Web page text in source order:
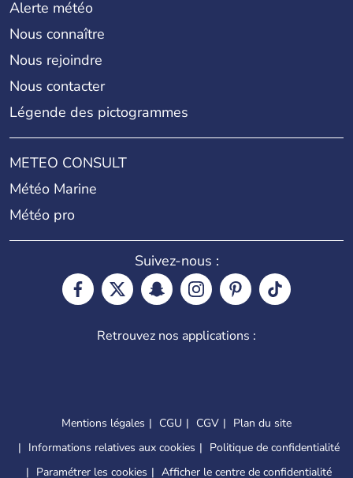
Alerte météo
Nous connaître
Nous rejoindre
Nous contacter
Légende des pictogrammes
METEO CONSULT
Météo Marine
Météo pro
Suivez-nous :
Retrouvez nos applications :
Mentions légales CGU CGV
Plan du site
Informations relatives aux cookies
Politique de confidentialité
Paramétrer les cookies
Afficher le centre de confidentialité